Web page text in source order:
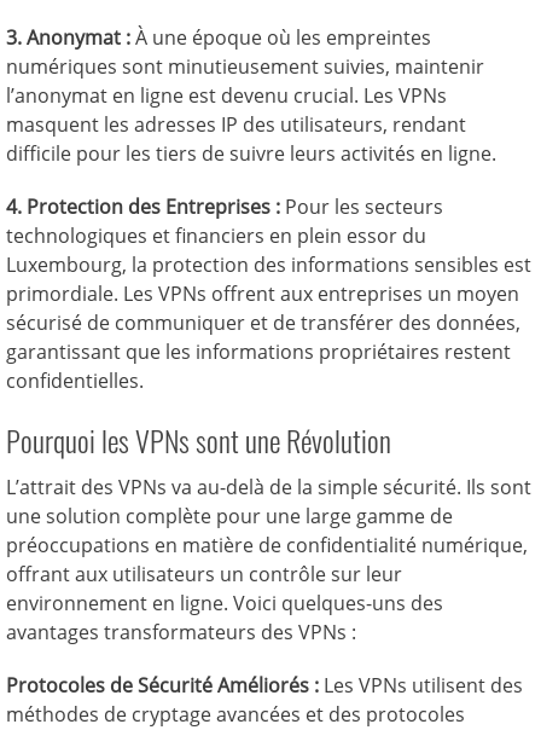
3. Anonymat :À une époque où les empreintes
numériques sont minutieusement suivies, maintenir
l’anonymat en ligne est devenu crucial. Les VPNs
masquent les adresses IP des utilisateurs, rendant
difficile pour les tiers de suivre leurs activités en ligne.
4. Protection des Entreprises : Pour les secteurs
technologiques et financiers en plein essor du
Luxembourg, la protection des informations sensibles est
primordiale. Les VPNs offrent aux entreprises un moyen
sécurisé de communiquer et de transférer des données,
garantissant que les informations propriétaires restent
confidentielles.
Pourquoi les VPNs sont une Révolution
L’attrait des VPNs va au-delà de la simple sécurité. Ils sont
une solution complète pour une large gamme de
préoccupations en matière de confidentialité numérique,
offrant aux utilisateurs un contrôle sur leur
environnement en ligne. Voici quelques-uns des
avantages transformateurs des VPNs :
Protocoles de Sécurité Améliorés : Les VPNs utilisent des
méthodes de cryptage avancées et des protocoles